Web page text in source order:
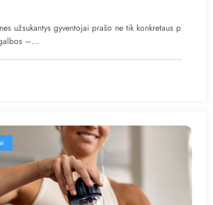
užsukantys gyventojai prašo ne tik konkretaus p
–…